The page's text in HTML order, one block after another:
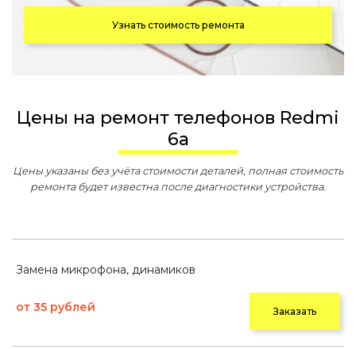
Узнать стоимость ремонта
Цены на ремонт телефонов Redmi
6a
Цены указаны без учёта стоимости деталей, полная стоимость
ремонта будет известна после диагностики устройства.
Замена микрофона, динамиков
от 35 рублей Заказать